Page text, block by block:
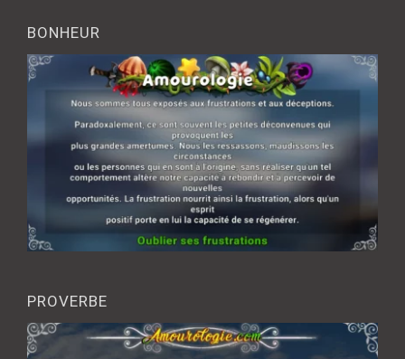
BONHEUR
PROVERBE